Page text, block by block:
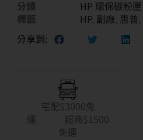
分類
HP 環保碳粉匣
標籤
HP, 副廠, 惠普,
分享到:
宅配$3000免
運 超商$1500
免運